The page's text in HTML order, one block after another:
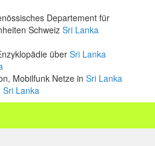
Departement für
Schweiz Sri Lanka
über Sri Lanka
Mobilfunk Netze in Sri Lanka
Sri Lanka